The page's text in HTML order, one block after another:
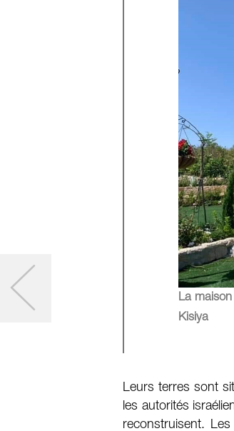
La
Kisiya
Leurs terres sont
les autorités
reconstruisent.